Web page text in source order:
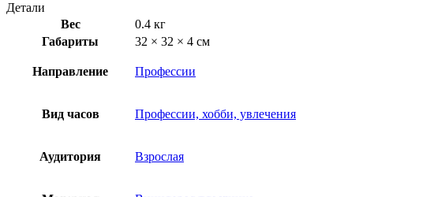
Детали
Вес
0.4 кг
Габариты
32 × 32 × 4 см
Направление Профессии
Вид часов Профессии, хобби, увлечения
Аудитория Взрослая